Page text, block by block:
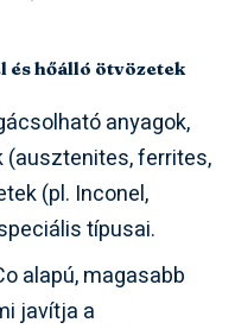
és hőálló ötvözetek
anyagok,
ferrites,
(pl. Inconel,
típusai.
alapú, magasabb
javítja a